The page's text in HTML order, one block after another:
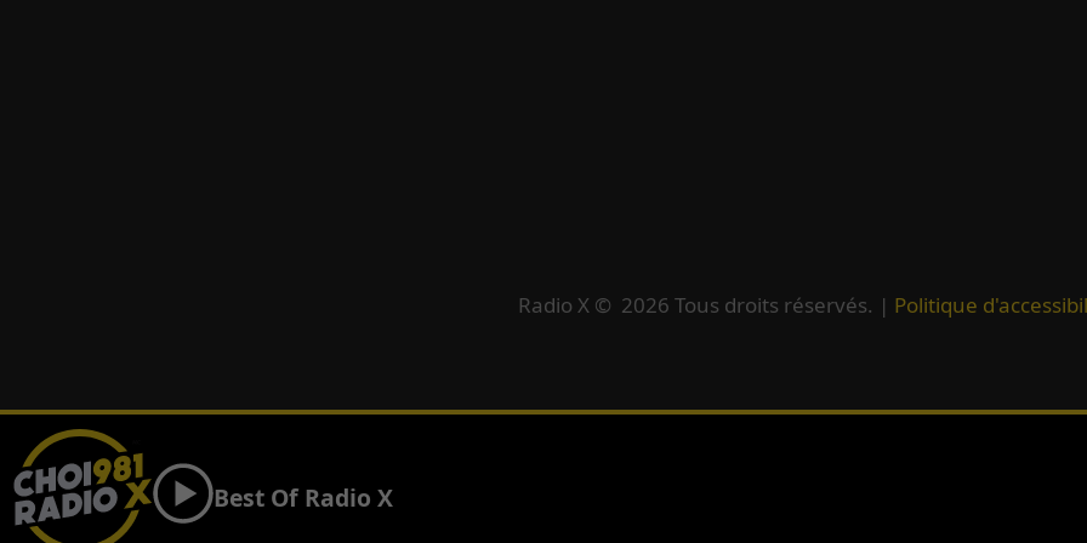
Radio X © 2026 Tous droits réservés. | Politique
Best Of Radio X